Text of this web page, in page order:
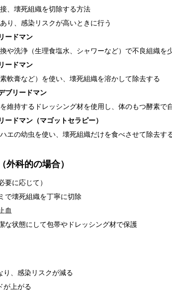
、壊死組織を切除する方法
り、感染リスクが高いときに行う
ードマン
や洗浄（生理食塩水、シャワーなど）で不良組織を
ードマン
軟膏など）を使い、壊死組織を溶かして除去する
ブリードマン
維持するドレッシング材を使用し、体のもつ酵素で
ードマン（マゴットセラピー）
エの幼虫を使い、壊死組織だけを食べさせて除去す
外科的の場合）
要に応じて）
で壊死組織を丁寧に切除
血
な状態にして包帯やドレッシング材で保護
り、感染リスクが減る
が上がる